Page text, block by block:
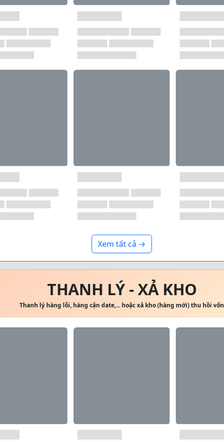
Xem tất cả →
THANH LÝ - XẢ KHO
Thanh lý hàng lỗi, hàng cận date,... hoặc xả kho (hàng mới) thu hồi vốn